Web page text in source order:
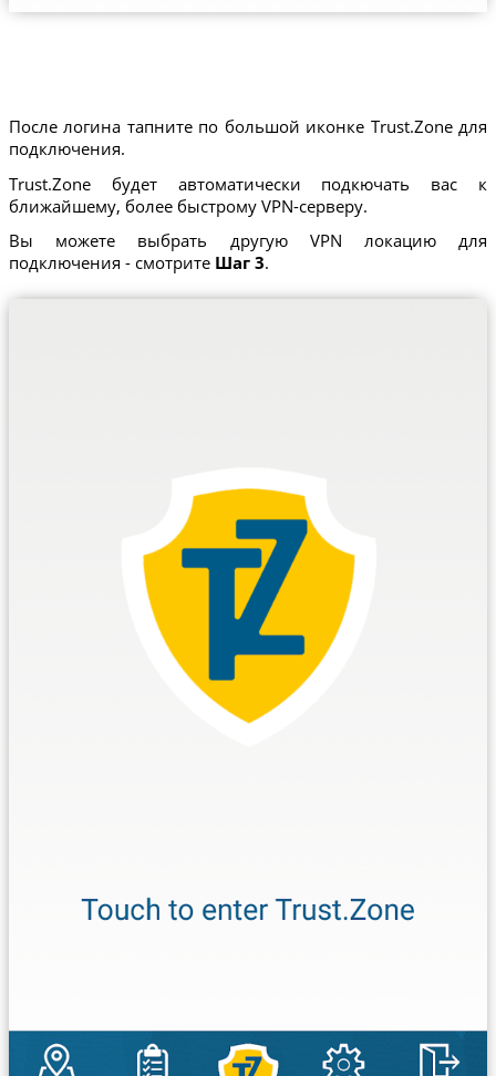
После логина тапните по большой иконке Trust.Zone для
подключения.
Trust.Zone будет автоматически подкючать вас к
ближайшему, более быстрому VPN-серверу.
Вы можете выбрать другую VPN локацию для
подключения - смотрите Шаг 3.